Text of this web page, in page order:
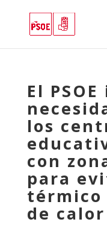
El
los
con
para
térmico
de calor